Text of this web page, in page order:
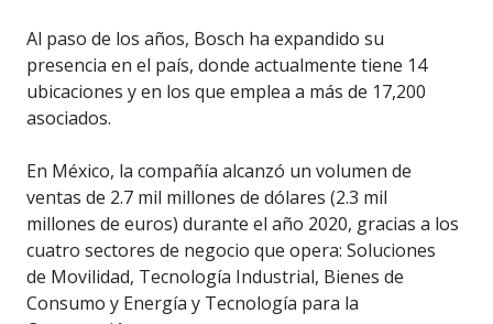
Al paso de los años, Bosch ha expandido su
presencia en el país, donde actualmente tiene 14
ubicaciones y en los que emplea a más de 17,200
asociados.
En México, la compañía alcanzó un volumen de
ventas de 2.7 mil millones de dólares (2.3 mil
millones de euros) durante el año 2020, gracias a los
cuatro sectores de negocio que opera: Soluciones
de Movilidad, Tecnología Industrial, Bienes de
Consumo y Energía y Tecnología para la